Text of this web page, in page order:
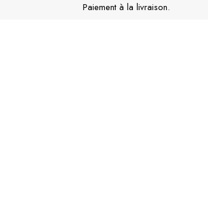
Paiement à la livraison.